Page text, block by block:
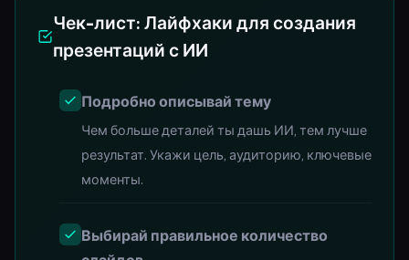
Чек-лист: Лайфхаки для создания
презентаций с ИИ
Подробно описывай тему
Чем больше деталей ты дашь ИИ, тем лучше
результат. Укажи цель, аудиторию, ключевые
моменты.
Выбирай правильное количество